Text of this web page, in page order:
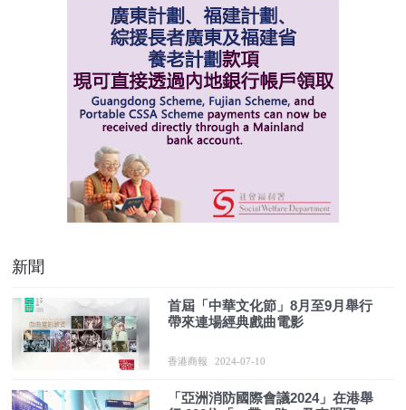
新聞
首屆「中華文化節」8月至9月舉行
帶來連場經典戲曲電影
香港商報 2024-07-10
「亞洲消防國際會議2024」在港舉